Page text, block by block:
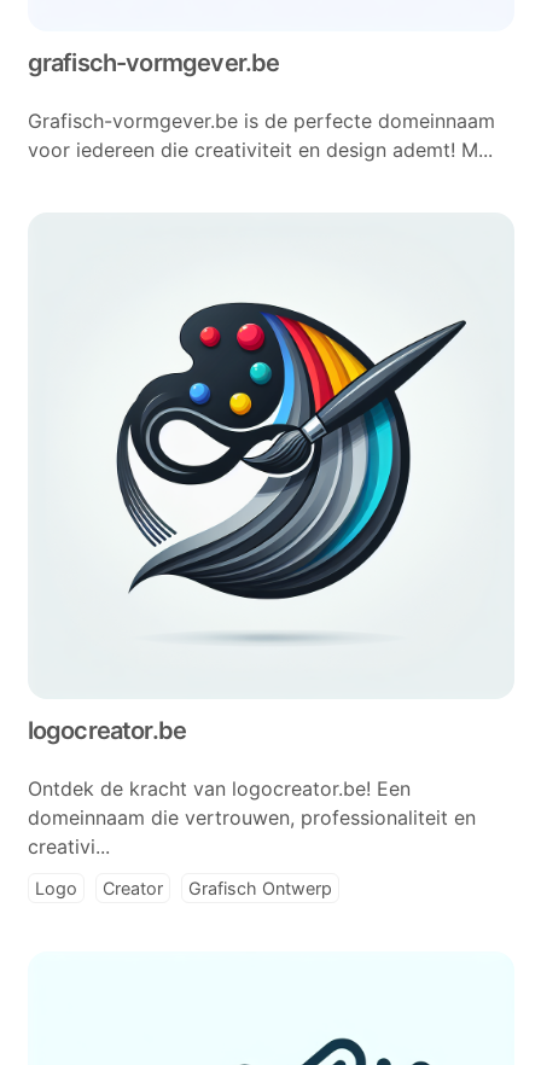
grafisch-vormgever.be
Grafisch-vormgever.be is de perfecte domeinnaam
voor iedereen die creativiteit en design ademt! M...
logocreator.be
Ontdek de kracht van logocreator.be! Een
domeinnaam die vertrouwen, professionaliteit en
creativi...
Logo Creator Grafisch Ontwerp